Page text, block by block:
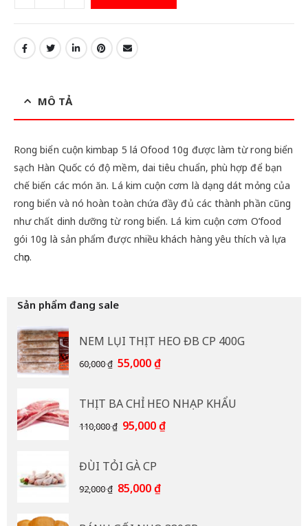
MÔ TẢ
Rong biển cuộn kimbap 5 lá Ofood 10g được làm từ rong biển
sạch Hàn Quốc có độ mềm, dai tiêu chuẩn, phù hợp để bạn
chế biến các món ăn. Lá kim cuộn cơm là dạng dát mỏng của
rong biển và nó hoàn toàn chứa đầy đủ các thành phần cũng
như chất dinh dưỡng từ rong biển. Lá kim cuộn cơm O’food
gói 10g là sản phẩm được nhiều khách hàng yêu thích và lựa
chọn.
Sản phẩm đang sale
NEM LỤI THỊT HEO ĐB CP 400G
60,000₫ Giá
60,000 ₫.
55,000₫Giá
là:
55,000 ₫.
THỊT BA CHỈ HEO NHẠP KHẨU
110,000₫ Giá
110,000 ₫.
95,000₫Giá
ĐÙI TỎI GÀ CP
92,000₫ Giá
85,000₫Giá